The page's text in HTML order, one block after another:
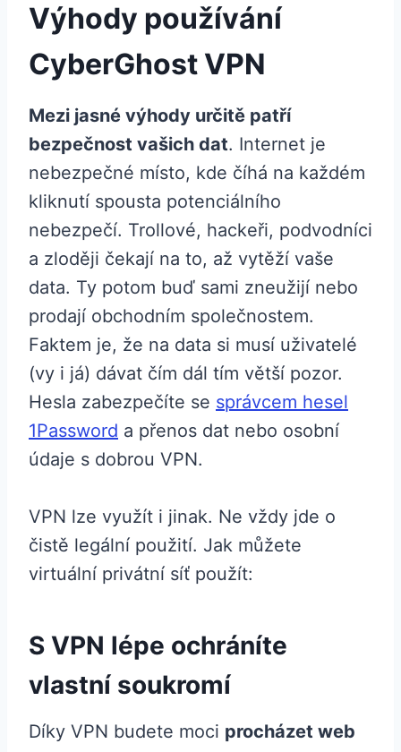
Výhody používání
CyberGhost VPN
Mezi jasné výhody určitě patří
bezpečnost vašich dat. Internet je
nebezpečné místo, kde číhá na každém
kliknutí spousta potenciálního
nebezpečí. Trollové, hackeři, podvodníci
a zloději čekají na to, až vytěží vaše
data. Ty potom buď sami zneužijí nebo
prodají obchodním společnostem.
Faktem je, že na data si musí uživatelé
(vy i já) dávat čím dál tím větší pozor.
Hesla zabezpečíte se správcem hesel
1Password a přenos dat nebo osobní
údaje s dobrou VPN.
VPN lze využít i jinak. Ne vždy jde o
čistě legální použití. Jak můžete
virtuální privátní síť použít:
S VPN lépe ochráníte
vlastní soukromí
Díky VPN budete moci procházet web